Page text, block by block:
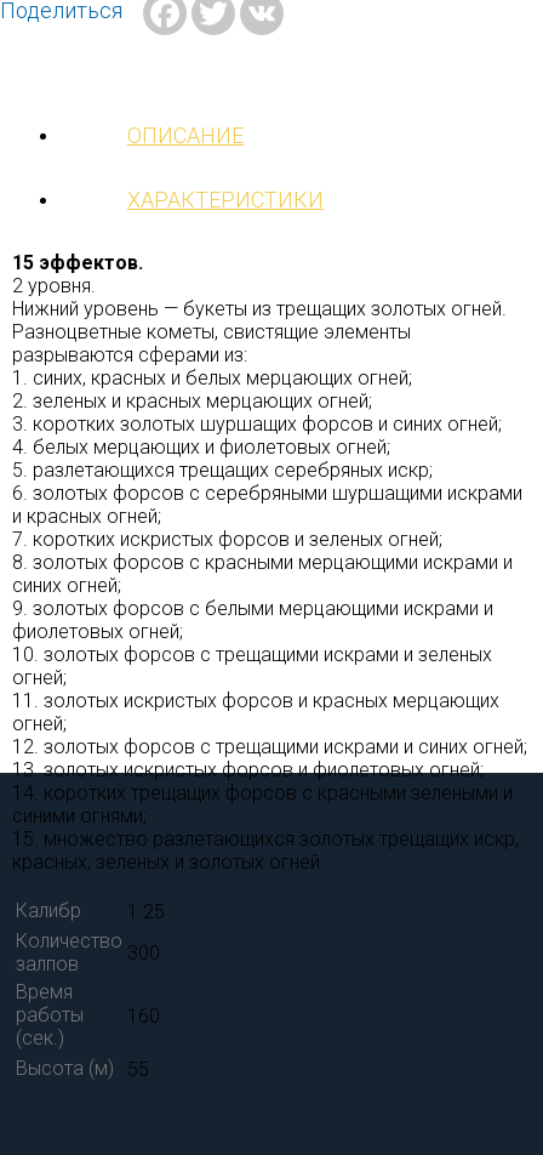
Поделиться
ОПИСАНИЕ
ХАРАКТЕРИСТИКИ
15 эффектов.
2 уровня.
Нижний уровень — букеты из трещащих золотых огней.
Разноцветные кометы, свистящие элементы
разрываются сферами из:
1. синих, красных и белых мерцающих огней;
2. зеленых и красных мерцающих огней;
3. коротких золотых шуршащих форсов и синих огней;
4. белых мерцающих и фиолетовых огней;
5. разлетающихся трещащих серебряных искр;
6. золотых форсов с серебряными шуршащими искрами
и красных огней;
7. коротких искристых форсов и зеленых огней;
8. золотых форсов с красными мерцающими искрами и
синих огней;
9. золотых форсов с белыми мерцающими искрами и
фиолетовых огней;
10. золотых форсов с трещащими искрами и зеленых
огней;
11. золотых искристых форсов и красных мерцающих
огней;
12. золотых форсов с трещащими искрами и синих огней;
13. золотых искристых форсов и фиолетовых огней;
14. коротких трещащих форсов с красными зелеными и
синими огнями;
15. множество разлетающихся золотых трещащих искр,
красных, зеленых и золотых огней.
Калибр
1.25
Количество
залпов
300
Время
работы
(сек.)
160
Высота (м) 55